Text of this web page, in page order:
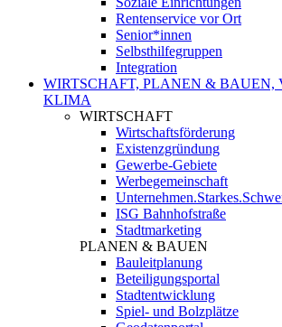
Rentenservice vor Ort
Senior*innen
Selbsthilfegruppen
Integration
WIRTSCHAFT, PLANEN & BAUEN,
KLIMA
WIRTSCHAFT
Wirtschaftsförderung
Existenzgründung
Gewerbe-Gebiete
Werbegemeinschaft
ISG Bahnhofstraße
Stadtmarketing
PLANEN & BAUEN
Bauleitplanung
Beteiligungsportal
Stadtentwicklung
Spiel- und Bolzplätze